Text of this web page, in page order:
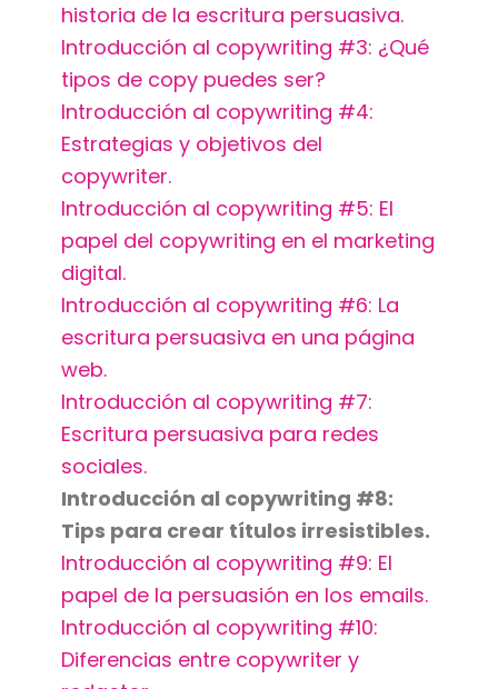
historia de la escritura persuasiva.
Introducción al copywriting #3: ¿Qué
tipos de copy puedes ser?
Introducción al copywriting #4:
Estrategias y objetivos del
copywriter.
Introducción al copywriting #5: El
papel del copywriting en el marketing
digital.
Introducción al copywriting #6: La
escritura persuasiva en una página
web.
Introducción al copywriting #7:
Escritura persuasiva para redes
sociales.
Introducción al copywriting #8:
Tips para crear títulos irresistibles.
Introducción al copywriting #9: El
papel de la persuasión en los emails.
Introducción al copywriting #10:
Diferencias entre copywriter y